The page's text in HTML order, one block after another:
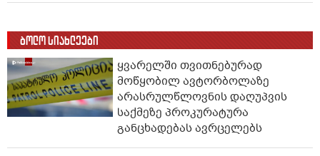
ბოლო სიახლეები
ყვარელში თვითნებურად
მოწყობილ ავტორბოლაზე
არასრულწლოვნის დაღუპვის
საქმეზე პროკურატურა
განცხადებას ავრცელებს